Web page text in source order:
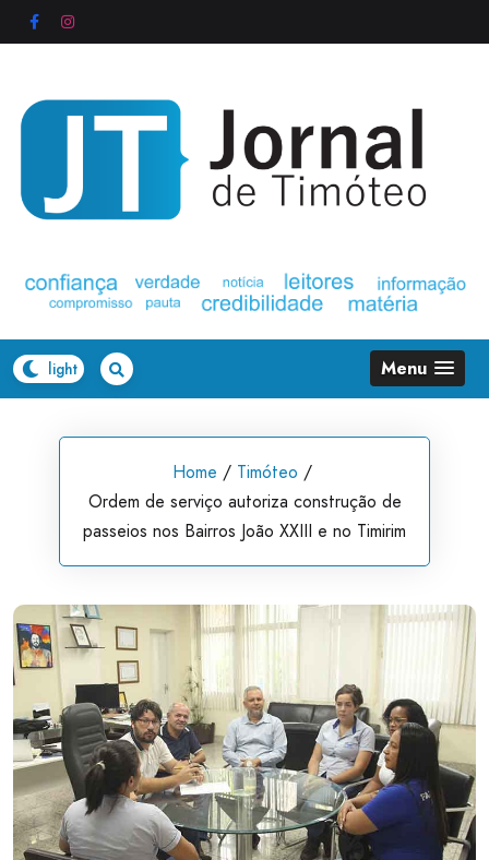
to
Menu
Home / Timóteo /
Ordem de serviço autoriza construção de
passeios nos Bairros João XXIII e no Timirim